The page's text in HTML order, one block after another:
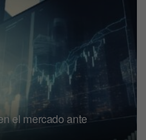
el mercado ante